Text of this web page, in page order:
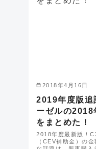
2018年4月16日
2019年度版追
ーゼルの2018
をまとめた！
2018年度最新版！
（CEV補助金）の